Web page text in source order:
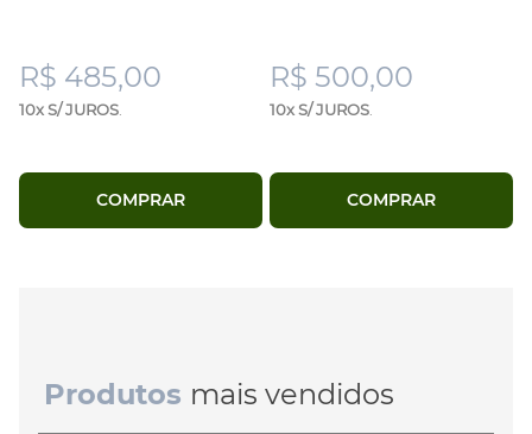
R$ 485,00
10x S/ JUROS
COMPRAR
R$ 500,00
10x S/ JUROS
COMPRAR
Produtos mais vendidos